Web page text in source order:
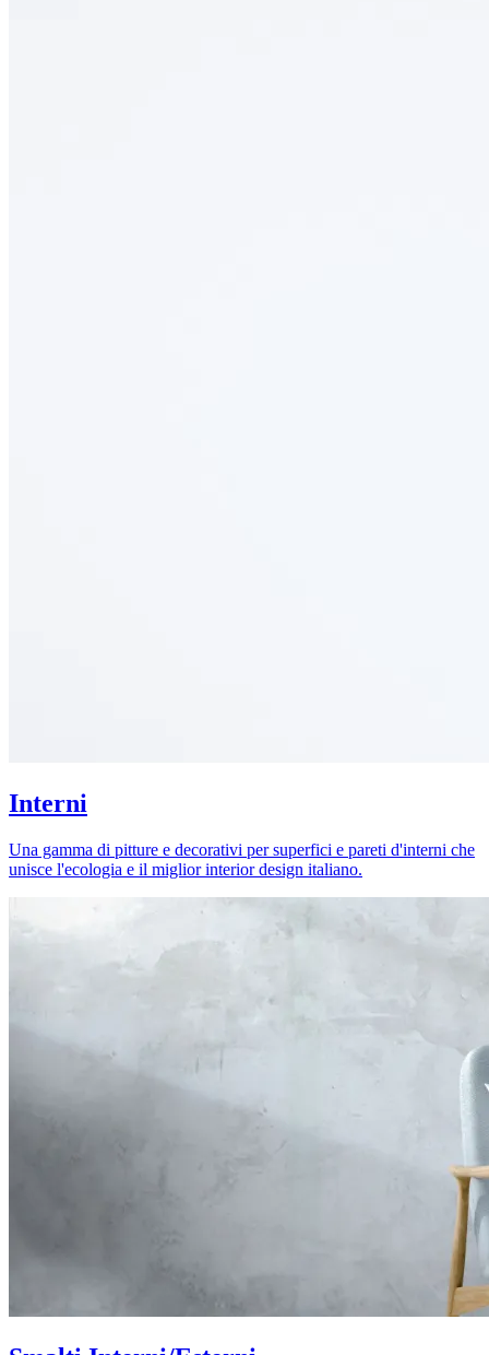
Interni
Una gamma di pitture e decorativi per superfici e pareti d'interni che
unisce l'ecologia e il miglior interior design italiano.